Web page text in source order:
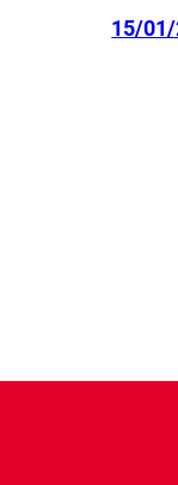
15/